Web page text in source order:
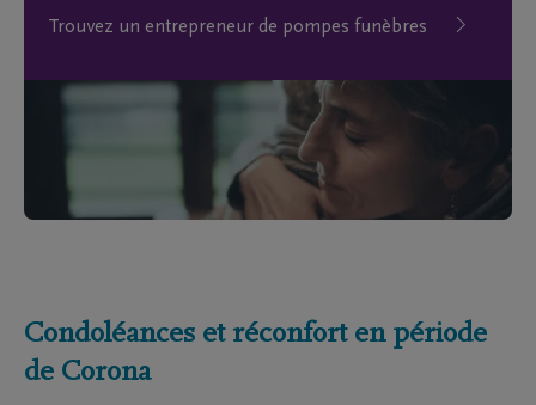
Trouvez un entrepreneur de pompes funèbres
Condoléances et réconfort en période
de Corona